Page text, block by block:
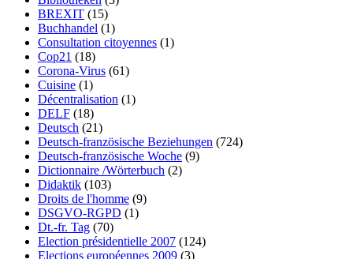
BREXIT (15)
Buchhandel (1)
Consultation citoyennes (1)
Cop21 (18)
Corona-Virus (61)
Cuisine (1)
Décentralisation (1)
DELF (18)
Deutsch (21)
Deutsch-französische Beziehungen (724)
Deutsch-französische Woche (9)
Dictionnaire /Wörterbuch (2)
Didaktik (103)
Droits de l'homme (9)
DSGVO-RGPD (1)
Dt.-fr. Tag (70)
Election présidentielle 2007 (124)
Elections européennes 2009 (3)